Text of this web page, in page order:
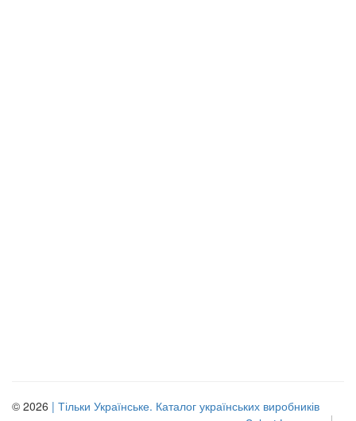
© 2026 | Тільки Українське. Каталог українських виробників